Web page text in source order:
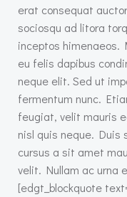
erat consequat
sociosqu ad litora
inceptos himenaeos.
eu felis dapibus
neque elit. Sed ut
fermentum nunc.
feugiat, velit mauris
nisl quis neque. Duis
cursus a sit amet
velit. Nullam ac urna
[edgt_blockquote